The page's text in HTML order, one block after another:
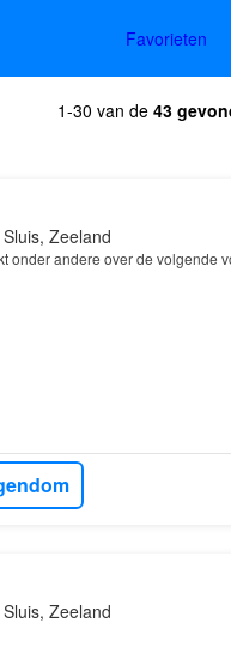
Favorieten
1-30 van de 43
Zeeland
onder andere over de volgende
Zeeland